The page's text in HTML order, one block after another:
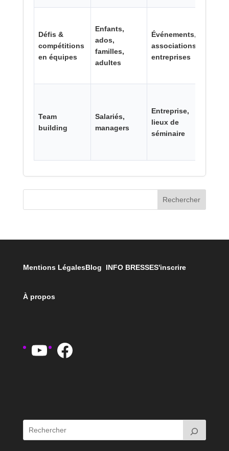
Défis &
compétitions
en équipes
Enfants,
ados,
familles,
adultes
Événements,
associations,
entreprises
Team
building
Salariés,
managers
Entreprise,
lieux de
séminaire
Rechercher
Mentions LégalesBlog INFO BRESSES'inscrire
À propos
YouTube
Facebook